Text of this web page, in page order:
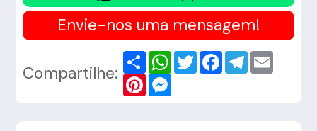
Envie-nos uma mensagem!
Compartilhe:
Share WhatsApp
TwitterFacebookTelegram
Pinterest